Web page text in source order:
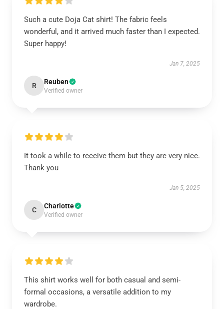
Such a cute Doja Cat shirt! The fabric feels
wonderful, and it arrived much faster than I expected.
Super happy!
Jan 7, 2025
R Reuben
Verified owner
It took a while to receive them but they are very nice.
Thank you
Jan 5, 2025
C Charlotte
Verified owner
This shirt works well for both casual and semi-
formal occasions, a versatile addition to my
wardrobe.